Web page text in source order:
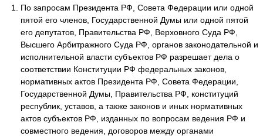
По запросам Президента РФ, Совета Федерации или одной
пятой его членов, Государственной Думы или одной пятой
его депутатов, Правительства РФ, Верховного Суда РФ,
Высшего Арбитражного Суда РФ, органов законодательной и
исполнительной власти субъектов РФ разрешает дела о
соответствии Конституции РФ федеральных законов,
нормативных актов Президента РФ, Совета Федерации,
Государственной Думы, Правительства РФ, конституций
республик, уставов, а также законов и иных нормативных
актов субъектов РФ, изданных по вопросам ведения РФ и
совместного ведения, договоров между органами